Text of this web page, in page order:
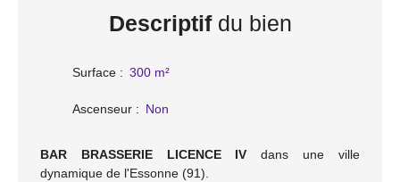
Descriptifdu bien
Surface : 300 m²
Ascenseur : Non
BAR BRASSERIE LICENCE IV dans une ville
dynamique de l'Essonne (91).